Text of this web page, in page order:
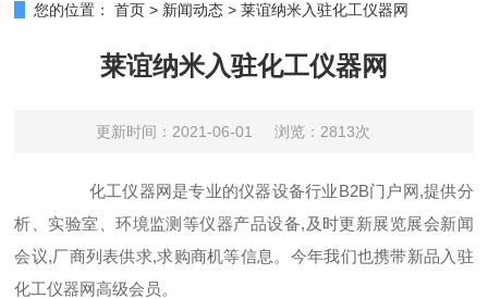
您的位置： 首页 > 新闻动态 >莱谊纳米入驻化工仪器网
莱谊纳米入驻化工仪器网
更新时间：2021-06-01 浏览：2813次
化工仪器网是专业的仪器设备行业B2B门户网,提供分
析、实验室、环境监测等仪器产品设备,及时更新展览展会新闻
会议,厂商列表供求,求购商机等信息。今年我们也携带新品入驻
化工仪器网高级会员。